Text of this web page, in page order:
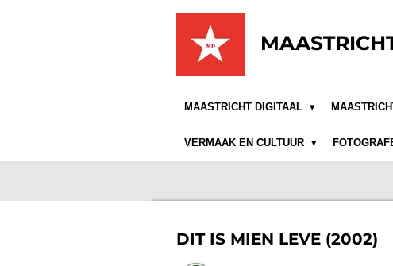
MAASTRICHT DIGITAAL
VERMAAK EN CULTUUR
DIT IS MIEN LEVE (2002)